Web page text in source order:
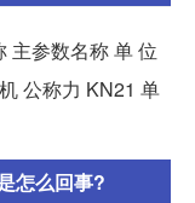
主参数名称 单 位
公称力 KN21 单
怎么回事?